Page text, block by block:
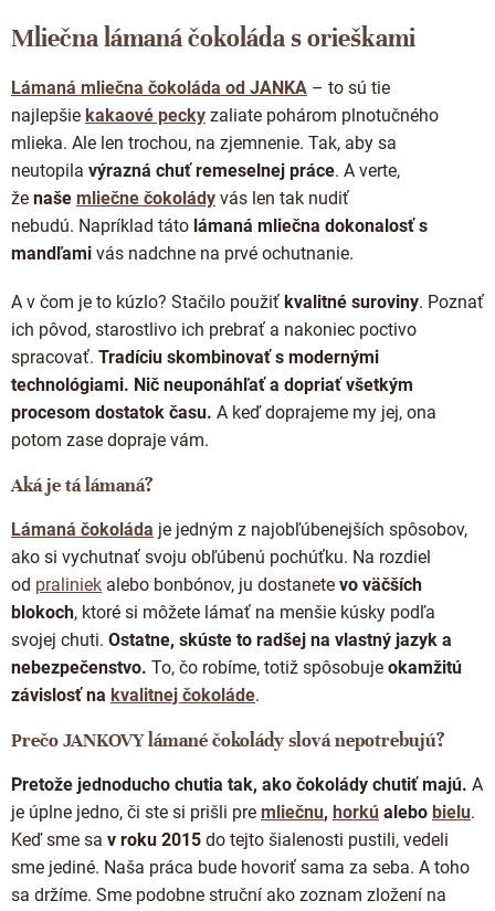
l
á
a
c
i
p
r
v
k
y
ý
p
s
u
Mliečna lámaná čokoláda s orieškami
Lámaná mliečna čokoláda od JANKA – to sú tie
najlepšie kakaové pecky zaliate pohárom plnotučného
mlieka. Ale len trochou, na zjemnenie. Tak, aby sa
neutopila výrazná chuť remeselnej práce. A verte,
že naše mliečne čokolády vás len tak nudiť
nebudú. Napríklad táto lámaná mliečna dokonalosť s
mandľami vás nadchne na prvé ochutnanie.
A v čom je to kúzlo? Stačilo použiť kvalitné suroviny. Poznať
ich pôvod, starostlivo ich prebrať a nakoniec poctivo
spracovať. Tradíciu skombinovať s modernými
technológiami. Nič neuponáhľať a dopriať všetkým
procesom dostatok času. A keď doprajeme my jej, ona
potom zase dopraje vám.
Aká je tá lámaná?
Lámaná čokoláda je jedným z najobľúbenejších spôsobov,
ako si vychutnať svoju obľúbenú pochúťku. Na rozdiel
od praliniek alebo bonbónov, ju dostanete vo väčších
blokoch, ktoré si môžete lámať na menšie kúsky podľa
svojej chuti. Ostatne, skúste to radšej na vlastný jazyk a
nebezpečenstvo. To, čo robíme, totiž spôsobuje okamžitú
závislosť na kvalitnej čokoláde.
Prečo JANKOVY lámané čokolády slová nepotrebujú?
Pretože jednoducho chutia tak, ako čokolády chutiť majú. A
je úplne jedno, či ste si prišli pre mliečnu, horkú alebo bielu.
Keď sme sa v roku 2015 do tejto šialenosti pustili, vedeli
sme jediné. Naša práca bude hovoriť sama za seba. A toho
sa držíme. Sme podobne struční ako zoznam zložení na